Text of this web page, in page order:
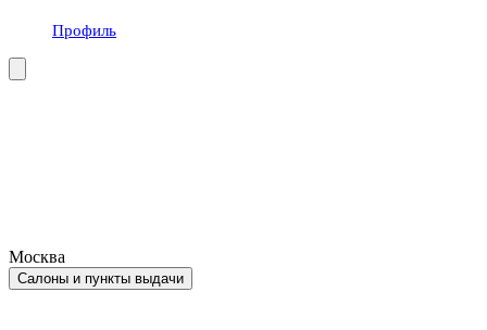
Профиль
Москва
Салоны и пункты выдачи